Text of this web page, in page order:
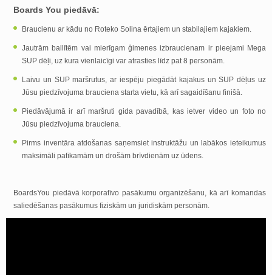
Boards You piedāvā:
Braucienu ar kādu no Roteko Solina ērtajiem un stabilajiem kajakiem.
Jautrām ballītēm vai mierīgam ģimenes izbraucienam ir pieejami Mega
SUP dēļi, uz kura vienlaicīgi var atrasties līdz pat 8 personām.
Laivu un SUP maršrutus, ar iespēju piegādāt kajakus un SUP dēļus uz
Jūsu piedzīvojuma brauciena starta vietu, kā arī sagaidīšanu finišā.
Piedāvājumā ir arī maršruti gida pavadībā, kas ietver video un foto no
Jūsu piedzīvojuma brauciena.
Pirms inventāra atdošanas saņemsiet instruktāžu un labākos ieteikumus
maksimāli patīkamām un drošām brīvdienām uz ūdens.
BoardsYou piedāvā korporatīvo pasākumu organizēšanu, kā arī komandas
saliedēšanas pasākumus fiziskām un juridiskām personām.